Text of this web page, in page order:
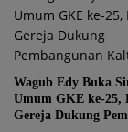
Wagub Edy Buka
Umum GKE ke-25,
Gereja Dukung